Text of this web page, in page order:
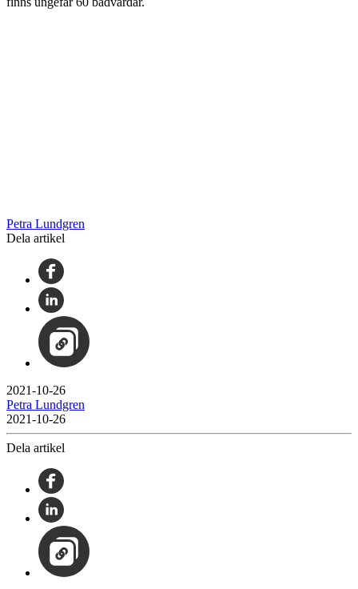
Petra Lundgren
Dela artikel
2021-10-26
Petra Lundgren
2021-10-26
Dela artikel